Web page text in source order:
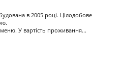
в 2005 році. Цілодобове
У вартість проживання...